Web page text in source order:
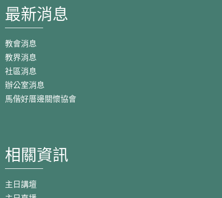
最新消息
教會消息
教界消息
社區消息
辦公室消息
馬偕好厝邊關懷協會
相關資訊
主日講壇